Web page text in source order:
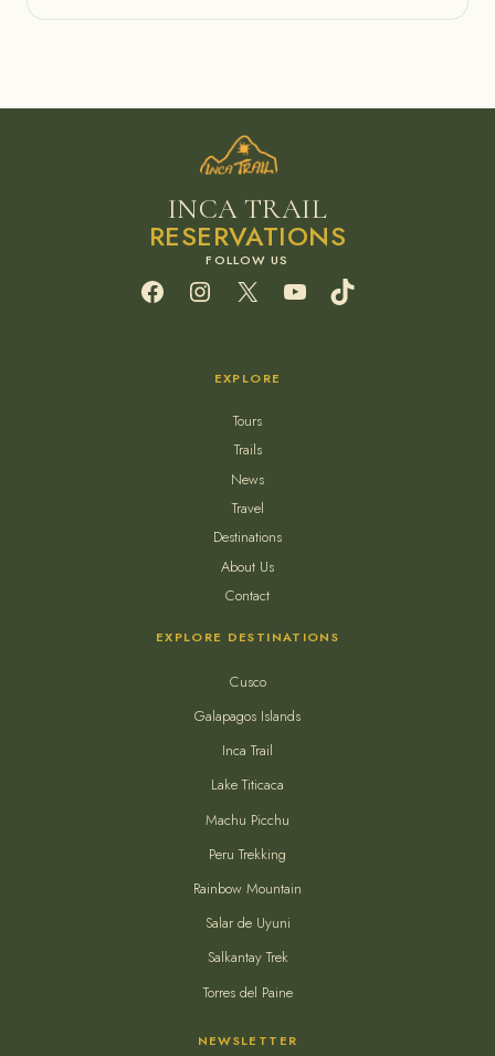
INCA TRAIL
RESERVATIONS
Facebook
Instagram
X YouTube
EXPLORE
Tours
Trails
News
Travel
Destinations
About Us
Contact
EXPLORE DESTINATIONS
Cusco
Galapagos Islands
Inca Trail
Lake Titicaca
Machu Picchu
Peru Trekking
Rainbow Mountain
Salar de Uyuni
Salkantay Trek
Torres del Paine
NEWSLETTER